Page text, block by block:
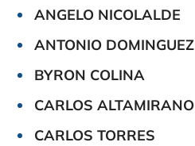
ANGELO NICOLALDE
ANTONIO DOMINGUEZ
BYRON COLINA
CARLOS ALTAMIRANO
CARLOS TORRES